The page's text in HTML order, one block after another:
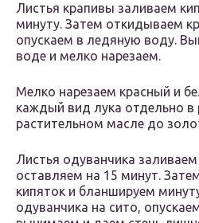
Листья крапивы заливаем
минуту. Затем откидываем
опускаем в ледяную воду.
воде и мелко нарезаем.
Мелко нарезаем красный и
каждый вид лука отдельно в
растительном масле до
Листья одуванчика
оставляем на 15 минут.
кипяток и бланшируем
одуванчика на сито,